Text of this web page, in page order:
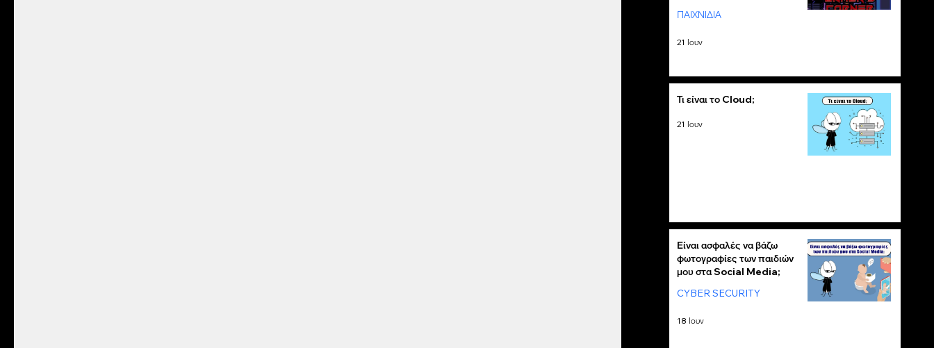
ΠΑΙΧΝΙΔΙΑ
21 Ιουν
Τι είναι το Cloud;
21 Ιουν
Είναι ασφαλές να βάζω
φωτογραφίες των παιδιών
μου στα Social Media;
CYBER SECURITY
18 Ιουν